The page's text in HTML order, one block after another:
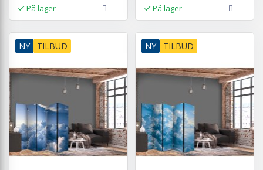
På lager På lager
NY TILBUD NY TILBUD